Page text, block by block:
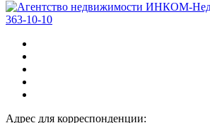
363-10-10
Адрес для корреспонденции: